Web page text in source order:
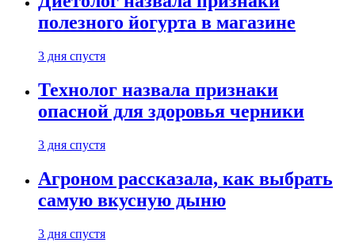
полезного йогурта в магазине
3 дня спустя
Технолог назвала признаки
опасной для здоровья черники
3 дня спустя
Агроном рассказала, как выбрать
самую вкусную дыню
3 дня спустя